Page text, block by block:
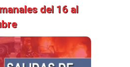
del 16 al